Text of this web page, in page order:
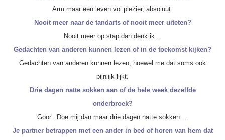
Arm maar een leven vol plezier, absoluut.
Nooit meer naar de tandarts of nooit meer uiteten?
Nooit meer op stap dan denk ik…
Gedachten van anderen kunnen lezen of in de toekomst kijken?
Gedachten van anderen kunnen lezen, hoewel me dat soms ook
pijnlijk lijkt.
Drie dagen natte sokken aan of de hele week dezelfde
onderbroek?
Goor.. Doe mij dan maar drie dagen natte sokken….
Je partner betrappen met een ander in bed of horen van hem dat